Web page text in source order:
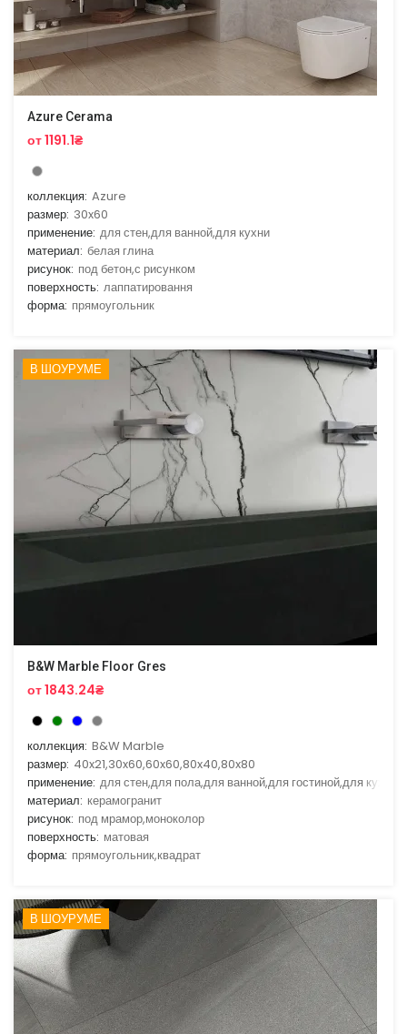
Azure Cerama
от 1191.1₴
коллекция: Azure
размер: 30x60
применение: для стен,для ванной,для кухни
материал: белая глина
рисунок: под бетон,с рисунком
поверхность: лаппатировання
форма: прямоугольник
В ШОУРУМЕ
B&W Marble Floor Gres
от 1843.24₴
коллекция: B&W Marble
размер: 40x21,30x60,60x60,80x40,80x80
применение: для стен,для пола,для ванной,для гостиной,для кухни
материал: керамогранит
рисунок: под мрамор,моноколор
поверхность: матовая
форма: прямоугольник,квадрат
В ШОУРУМЕ